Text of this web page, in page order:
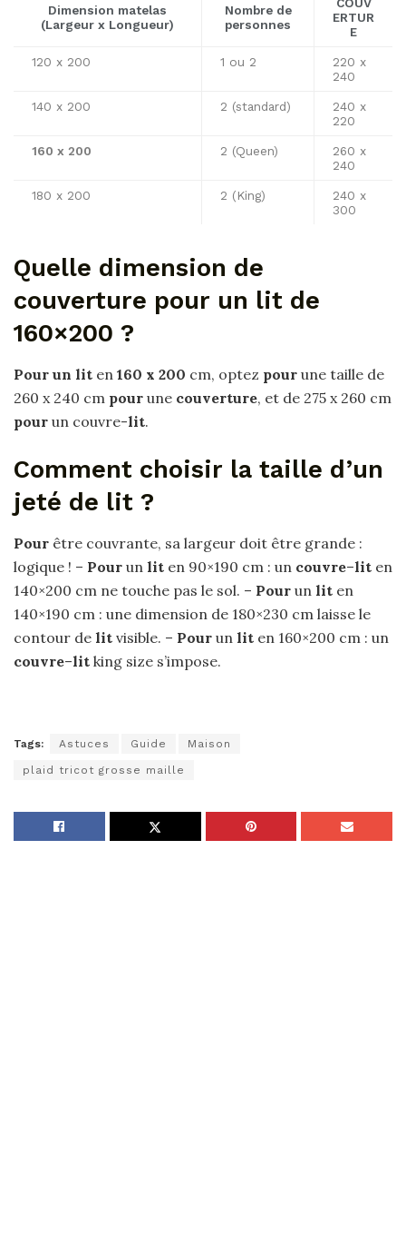
Dimension matelas
(Largeur x Longueur)
Nombre de
personnes
COUV
ERTUR
E
120 x 200 1 ou 2
220 x
240
140 x 200 2 (standard)
240 x
220
160 x 200 2 (Queen)
260 x
240
180 x 200 2 (King)
240 x
300
Quelle dimension de
couverture pour un lit de
160×200 ?
Pour un lit en 160 x 200 cm, optez pour une taille de
260 x 240 cm pour une couverture, et de 275 x 260 cm
pour un couvre-lit.
Comment choisir la taille d’un
jeté de lit ?
Pour être couvrante, sa largeur doit être grande :
logique ! – Pour un lit en 90×190 cm : un couvre–lit en
140×200 cm ne touche pas le sol. – Pour un lit en
140×190 cm : une dimension de 180×230 cm laisse le
contour de lit visible. – Pour un lit en 160×200 cm : un
couvre–lit king size s’impose.
Tags: Astuces Guide Maison
plaid tricot grosse maille